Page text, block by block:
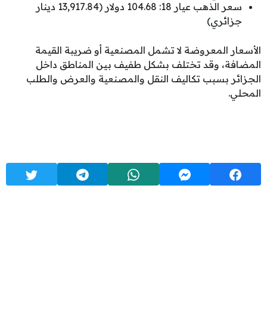
سعر الذهب عيار 18: 104.68 دولار (13,917.84 دينار
جزائري)
الأسعار المعروضة لا تشمل المصنعية أو ضريبة القيمة
المضافة، وقد تختلف بشكل طفيف بين المناطق داخل
الجزائر بسبب تكاليف النقل والمصنعية والعرض والطلب
المحلي.